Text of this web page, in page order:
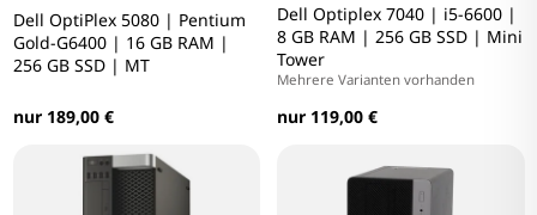
Dell OptiPlex 5080 | Pentium
Gold-G6400 | 16 GB RAM |
256 GB SSD | MT
nur 189,00 €
Dell Optiplex 7040 | i5-6600 |
8 GB RAM | 256 GB SSD | Mini
Tower
Mehrere Varianten vorhanden
nur 119,00 €